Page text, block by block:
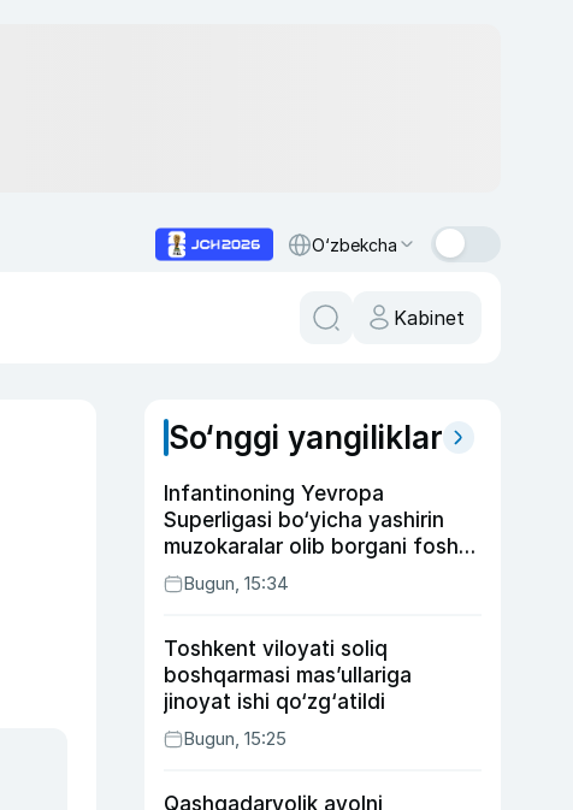
O‘zbekcha
Kabinet
So‘nggi yangiliklar
Infantinoning Yevropa
Superligasi bo‘yicha yashirin
muzokaralar olib borgani fosh
bo‘ldiBugun, 15:34
Toshkent viloyati soliq
boshqarmasi mas’ullariga
jinoyat ishi qo‘zg‘atildi
Bugun, 15:25
Qashqadaryolik ayolni